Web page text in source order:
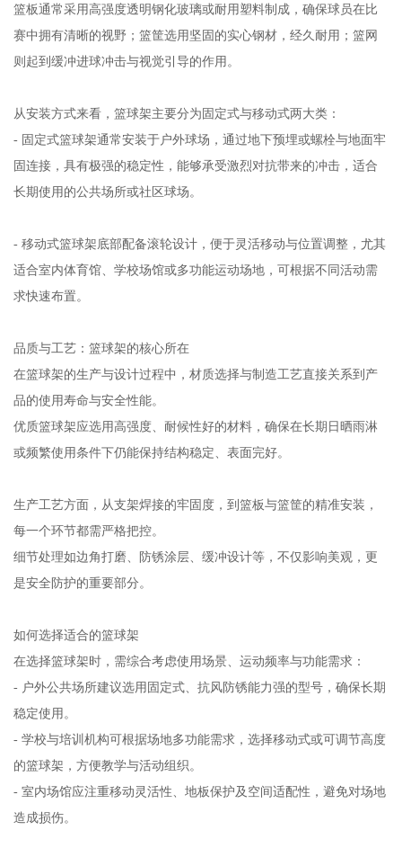
篮板通常采用高强度透明钢化玻璃或耐用塑料制成，确保球员在比
赛中拥有清晰的视野；篮筐选用坚固的实心钢材，经久耐用；篮网
则起到缓冲进球冲击与视觉引导的作用。
从安装方式来看，篮球架主要分为固定式与移动式两大类：
- 固定式篮球架通常安装于户外球场，通过地下预埋或螺栓与地面牢
固连接，具有极强的稳定性，能够承受激烈对抗带来的冲击，适合
长期使用的公共场所或社区球场。
- 移动式篮球架底部配备滚轮设计，便于灵活移动与位置调整，尤其
适合室内体育馆、学校场馆或多功能运动场地，可根据不同活动需
求快速布置。
品质与工艺：篮球架的核心所在
在篮球架的生产与设计过程中，材质选择与制造工艺直接关系到产
品的使用寿命与安全性能。
优质篮球架应选用高强度、耐候性好的材料，确保在长期日晒雨淋
或频繁使用条件下仍能保持结构稳定、表面完好。
生产工艺方面，从支架焊接的牢固度，到篮板与篮筐的精准安装，
每一个环节都需严格把控。
细节处理如边角打磨、防锈涂层、缓冲设计等，不仅影响美观，更
是安全防护的重要部分。
如何选择适合的篮球架
在选择篮球架时，需综合考虑使用场景、运动频率与功能需求：
- 户外公共场所建议选用固定式、抗风防锈能力强的型号，确保长期
稳定使用。
- 学校与培训机构可根据场地多功能需求，选择移动式或可调节高度
的篮球架，方便教学与活动组织。
- 室内场馆应注重移动灵活性、地板保护及空间适配性，避免对场地
造成损伤。